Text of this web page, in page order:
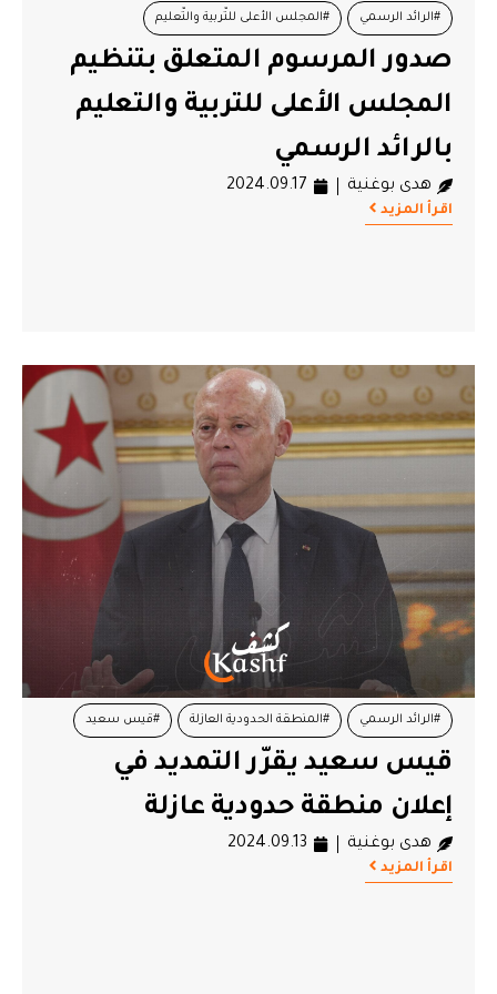
#الرائد الرسمي #المجلس اﻷعلى للتّربية والتّعليم
صدور المرسوم المتعلق بتنظيم
المجلس الأعلى للتربية والتعليم
بالرائد الرسمي
هدى بوغنية 2024.09.17
اقرأ المزيد
#الرائد الرسمي #المنطقة الحدودية العازلة #قيس سعيد
قيس سعيد يقرّر التمديد في
إعلان منطقة حدودية عازلة
هدى بوغنية 2024.09.13
اقرأ المزيد